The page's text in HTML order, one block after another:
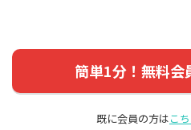
簡単1分！無料会
既に会員の方はこ